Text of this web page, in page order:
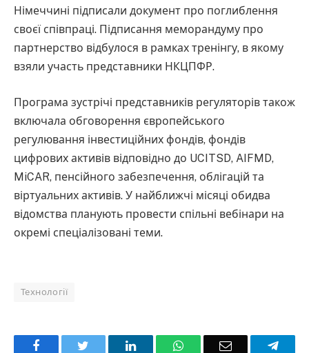
Німеччині підписали документ про поглиблення
своєї співпраці. Підписання меморандуму про
партнерство відбулося в рамках тренінгу, в якому
взяли участь представники НКЦПФР.
Програма зустрічі представників регуляторів також
включала обговорення європейського
регулювання інвестиційних фондів, фондів
цифрових активів відповідно до UCITSD, AIFMD,
MiCAR, пенсійного забезпечення, облігацій та
віртуальних активів. У найближчі місяці обидва
відомства планують провести спільні вебінари на
окремі спеціалізовані теми.
Технології
Facebook LinkedInWhatsAppEmail